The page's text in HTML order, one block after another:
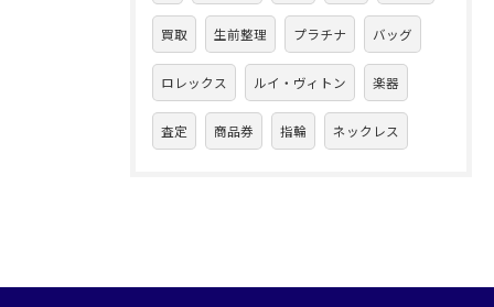
買取 生前整理 プラチナ バッグ
ロレックス ルイ・ヴィトン 楽器
査定 商品券 指輪 ネックレス